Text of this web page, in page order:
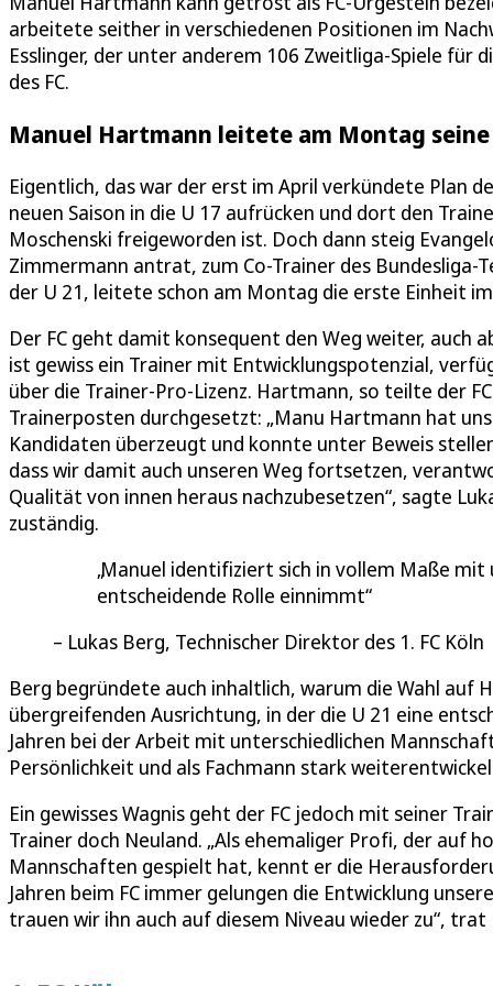
arbeitete seither in verschiedenen Positionen im
Esslinger, der unter anderem 106 Zweitliga-Spiele für
des FC.
Manuel Hartmann leitete am Montag seine
Eigentlich, das war der erst im April verkündete Plan
neuen Saison in die U 17 aufrücken und dort den
Moschenski freigeworden ist. Doch dann steig
Zimmermann antrat, zum Co-Trainer des
der U 21, leitete schon am Montag die erste Einheit
Der FC geht damit konsequent den Weg weiter, auch
ist gewiss ein Trainer mit Entwicklungspotenzial,
über die Trainer-Pro-Lizenz. Hartmann, so teilte der
Trainerposten durchgesetzt: „Manu Hartmann hat
Kandidaten überzeugt und konnte unter Beweis
dass wir damit auch unseren Weg fortsetzen,
Qualität von innen heraus nachzubesetzen“, sagte
zuständig.
Manuel identifiziert sich in vollem Maße
entscheidende Rolle einnimmt
Lukas Berg, Technischer Direktor des 1. FC Köln
Berg begründete auch inhaltlich, warum die Wahl
übergreifenden Ausrichtung, in der die U 21 eine
Jahren bei der Arbeit mit unterschiedlichen
Persönlichkeit und als Fachmann stark
Ein gewisses Wagnis geht der FC jedoch mit seiner
Trainer doch Neuland. „Als ehemaliger Profi, der auf
Mannschaften gespielt hat, kennt er die
Jahren beim FC immer gelungen die Entwicklung
trauen wir ihn auch auf diesem Niveau wieder zu“,